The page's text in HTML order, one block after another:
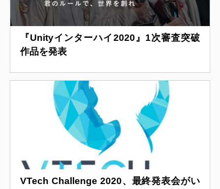
『Unityインターハイ2020』1次審査突破
作品を発表
VTech Challenge 2020、最終発表会がい